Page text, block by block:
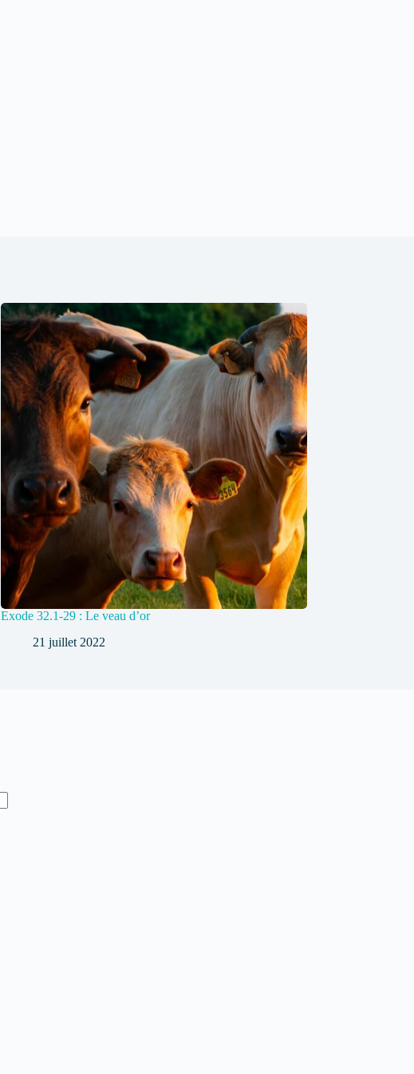
Exode 32.1-29 : Le veau d’or
21 juillet 2022